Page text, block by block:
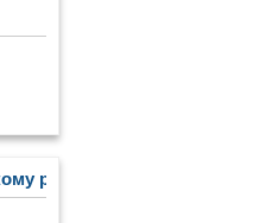
развитию "Сила и